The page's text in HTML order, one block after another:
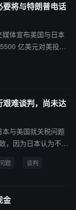
行党内体制改革外，
策机构“两院议员
USD/JPY 短线涨幅
要将与特朗普电话
体宣布美国与日本
亿美元对美投
国总统特朗普进行
果。
难谈判，尚未达
与美国就关税问题
，因为日本认为不应
35% 的情况。美国
题 谈判
金